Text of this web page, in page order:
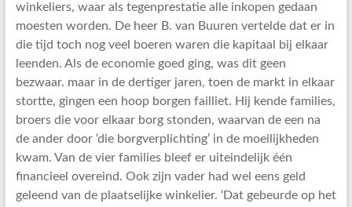
winkeliers, waar als tegenprestatie alle inkopen gedaan
moesten worden. De heer B. van Buuren vertelde dat er in
die tijd toch nog veel boeren waren die kapitaal bij elkaar
leenden. Als de economie goed ging, was dit geen
bezwaar. maar in de dertiger jaren, toen de markt in elkaar
stortte, gingen een hoop borgen failliet. Hij kende families,
broers die voor elkaar borg stonden, waarvan de een na
de ander door ‘die borgverplichting’ in de moeilijkheden
kwam. Van de vier families bleef er uiteindelijk één
financieel overeind. Ook zijn vader had wel eens geld
geleend van de plaatselijke winkelier. ‘Dat gebeurde op het